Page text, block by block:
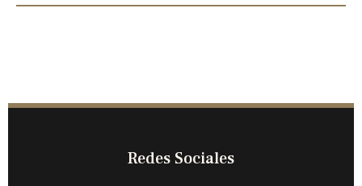
Redes Sociales